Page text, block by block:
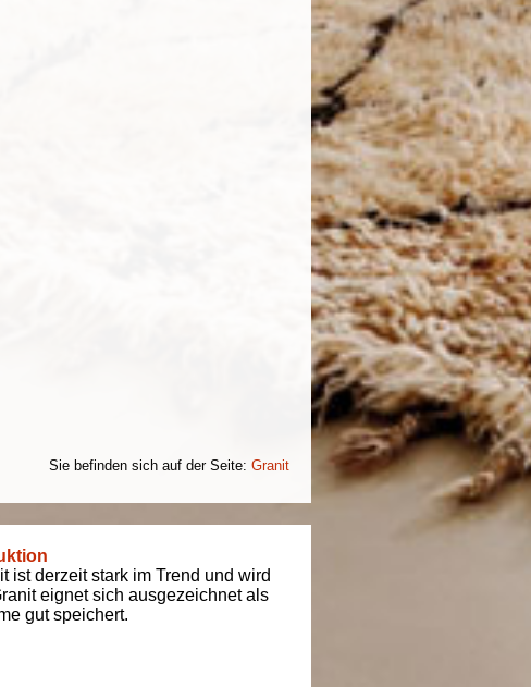
Sie befinden sich auf der Seite: Granit
ist derzeit stark im Trend und wird
eignet sich ausgezeichnet als
gut speichert.